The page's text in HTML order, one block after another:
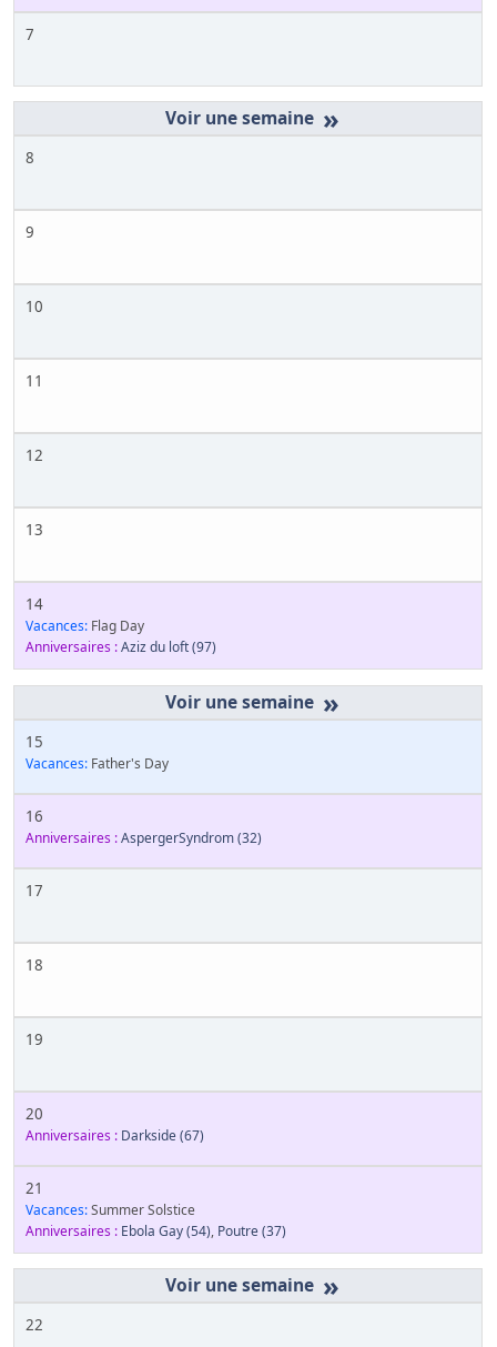
7
»
8
9
10
11
12
13
14
Vacances: Flag Day
Anniversaires :Aziz du loft(97)
»
15
Vacances: Father's Day
16
Anniversaires :AspergerSyndrom(32)
17
18
19
20
Anniversaires : Darkside(67)
21
Vacances:Summer Solstice
Anniversaires : Ebola Gay(54), Poutre(37)
»
22